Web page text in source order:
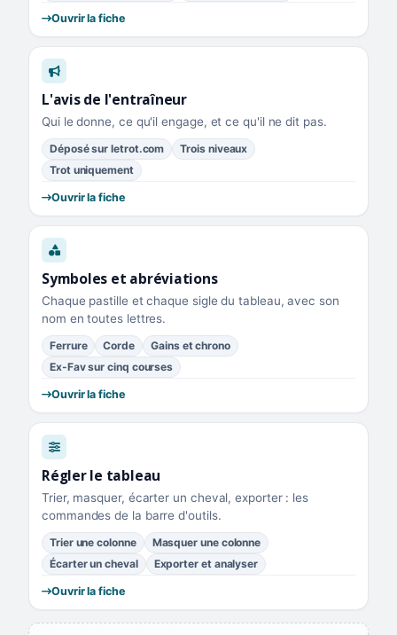
Ouvrir la fiche
L'avis de l'entraîneur
Qui le donne, ce qu'il engage, et ce qu'il ne dit pas.
Déposé sur letrot.com
Trois niveaux
Trot uniquement
Ouvrir la fiche
Symboles et abréviations
Chaque pastille et chaque sigle du tableau, avec son
nom en toutes lettres.
Ferrure Corde
Gains et chrono
Ex-Fav sur cinq courses
Ouvrir la fiche
Régler le tableau
Trier, masquer, écarter un cheval, exporter : les
commandes de la barre d'outils.
Trier une colonne
Masquer une colonne
Écarter un cheval
Exporter et analyser
Ouvrir la fiche